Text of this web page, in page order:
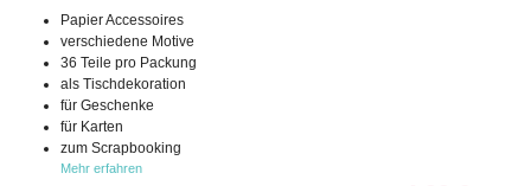
Papier Accessoires
verschiedene Motive
36 Teile pro Packung
als Tischdekoration
für Geschenke
für Karten
zum Scrapbooking
Mehr erfahren